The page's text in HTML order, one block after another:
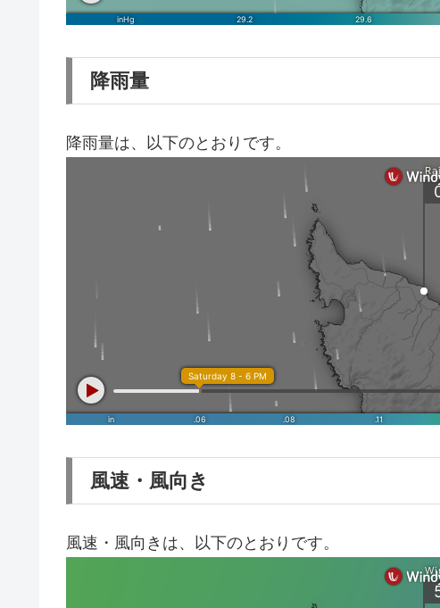
降雨量
降雨量は、以下のとおりです。
風速・風向き
風速・風向きは、以下のとおりです。